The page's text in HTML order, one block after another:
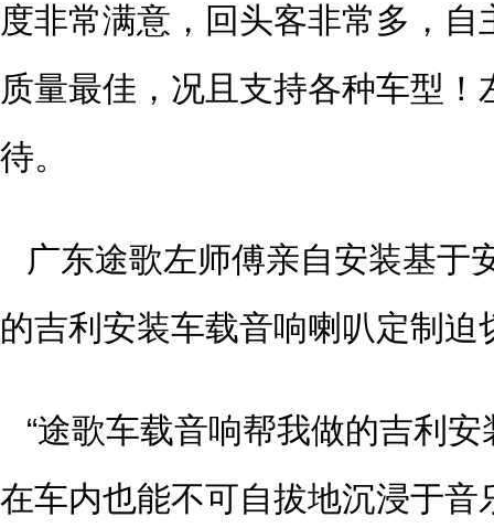
度非常满意，回头客非常多，
质量最佳，况且支持各种车型
待。
广东途歌左师傅亲自安装基于
的吉利安装车载音响喇叭定制迫
“途歌车载音响帮我做的吉利
在车内也能不可自拔地沉浸于音